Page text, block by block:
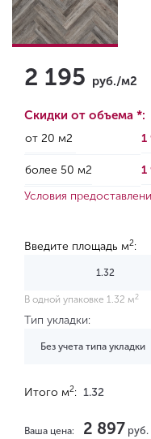
2 195 руб./м2
Скидки от объема *:
от 20 м2 1
более 50 м2 1
Условия
Введите площадь м2:
В одной упаковке 1.32 м 2
Тип укладки:
Без учета типа укладки
Итого м2: 1.32
Ваша цена: 2 897 руб.